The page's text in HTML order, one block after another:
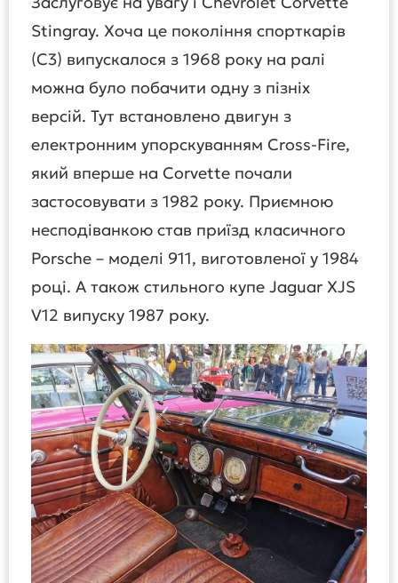
Stingray. Хоча це покоління спорткарів
(С3) випускалося з 1968 року на ралі
можна було побачити одну з пізніх
версій. Тут встановлено двигун з
електронним упорскуванням Сross-Fire,
який вперше на Сorvette почали
застосовувати з 1982 року. Приємною
несподіванкою став приїзд класичного
Porsche – моделі 911, виготовленої у 1984
році. А також стильного купе Jaguar XJS
V12 випуску 1987 року.